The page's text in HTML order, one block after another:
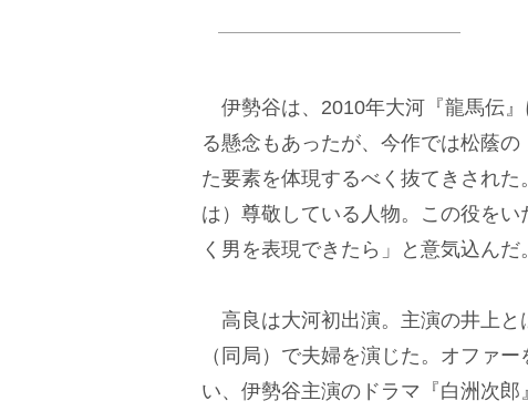
伊勢谷は、2010年大河『龍馬伝
る懸念もあったが、今作では松蔭
た要素を体現するべく抜てきされ
は）尊敬している人物。この役を
く男を表現できたら」と意気込んだ。
高良は大河初出演。主演の井上と
（同局）で夫婦を演じた。オファ
い、伊勢谷主演のドラマ『白洲次